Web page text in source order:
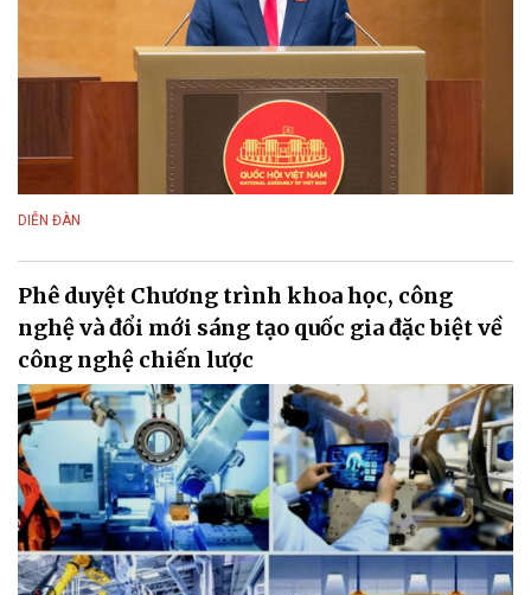
DIỄN ĐÀN
Phê duyệt Chương trình khoa học, công
nghệ và đổi mới sáng tạo quốc gia đặc biệt về
công nghệ chiến lược